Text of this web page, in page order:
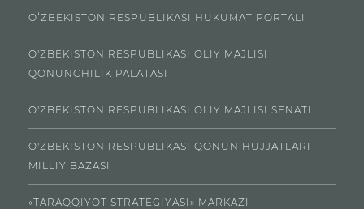
OʻZBEKISTON RESPUBLIKASI HUKUMAT PORTALI
O'ZBEKISTON RESPUBLIKASI OLIY MAJLISI
QONUNCHILIK PALATASI
O'ZBEKISTON RESPUBLIKASI OLIY MAJLISI SENATI
O'ZBEKISTON RESPUBLIKASI QONUN HUJJATLARI
MILLIY BAZASI
«TARAQQIYOT STRATEGIYASI» MARKAZI